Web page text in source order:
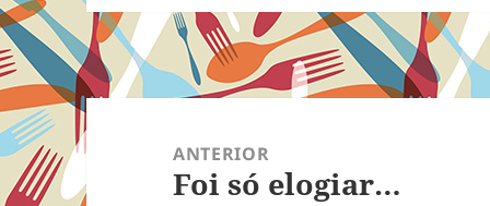
Navegação
de
Post
ANTERIOR
Post
Foi só elogiar…